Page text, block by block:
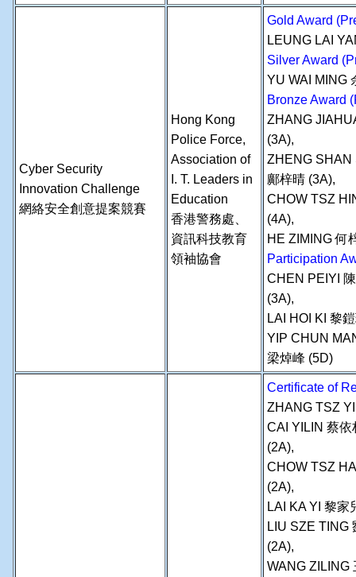
Cyber Security
Innovation Challenge
網絡安全創意提案競賽
Hong Kong
Police Force,
Association of
I. T. Leaders in
Education
香港警務處、
資訊科技教育
領袖協會
Gold Award
LEUNG LAI
Silver Award
YU WAI MING
Bronze Award
ZHANG
(3A),
ZHENG SHAN
鄺梓晴 (3A),
CHOW TSZ
(4A),
HE ZIMING 何
Participation
CHEN PEIYI
(3A),
LAI HOI KI 黎
YIP CHUN
梁焯峰 (5D)
Certificate of
ZHANG TSZ
CAI YILIN 蔡
(2A),
CHOW TSZ
(2A),
LAI KA YI 黎家
LIU SZE TING
(2A),
WANG ZILING